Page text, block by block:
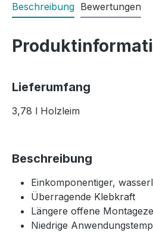
Beschreibung Bewertungen
Lieferumfang
3,78 l Holzleim
Beschreibung
Einkomponentiger,
Überragende Klebkraft
Längere offene
Niedrige